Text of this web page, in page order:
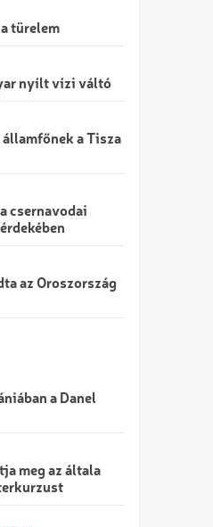
türelem
nyílt vízi váltó
a Tisza
csernavodai
az Oroszország
a Danel
meg az általa